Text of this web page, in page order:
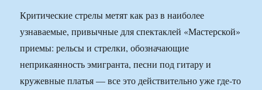
Критические стрелы метят как раз в наиболее
узнаваемые, привычные для спектаклей «Мастерской»
приемы: рельсы и стрелки, обозначающие
неприкаянность эмигранта, песни под гитару и
кружевные платья — все это действительно уже где-то